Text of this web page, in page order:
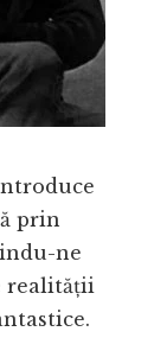
prin
ne
realității